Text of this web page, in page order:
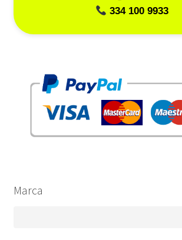
334 100 9933
Marca